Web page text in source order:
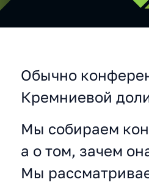
О конференции
Обычно
Кремниевой
Мы собираем
а о том, зачем
Мы